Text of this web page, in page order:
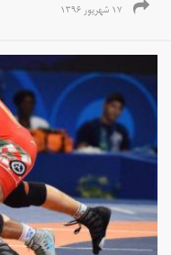
۱۷ شهریور ۱۳۹۶